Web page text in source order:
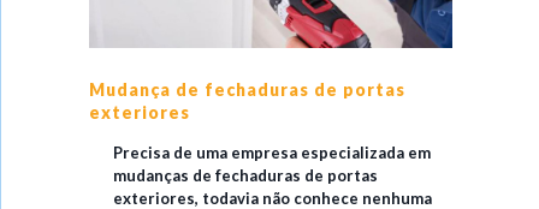
Mudança de fechaduras de portas
exteriores
Precisa de uma empresa especializada em
mudanças de fechaduras de portas
exteriores, todavia não conhece nenhuma